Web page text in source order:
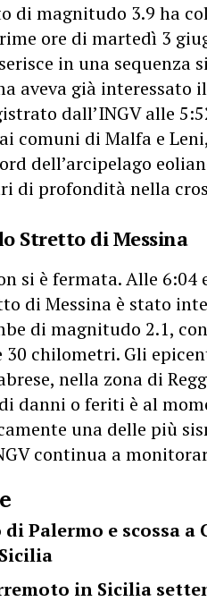
di magnitudo 3.9 ha
ore di martedì 3
in una sequenza
aveva già interessato
dall’INGV alle
comuni di Malfa e
dell’arcipelago
di profondità nella
Stretto di Messina
si è fermata. Alle 6:04
di Messina è stato
di magnitudo 2.1,
chilometri. Gli
nella zona di
danni o feriti è al
una delle più
continua a
Palermo e scossa a
in Sicilia